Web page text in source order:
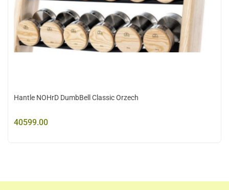
Hantle NOHrD DumbBell Classic Orzech
40599.00